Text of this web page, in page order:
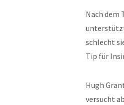
Nach dem
schlecht
Tip für
Hugh
versucht